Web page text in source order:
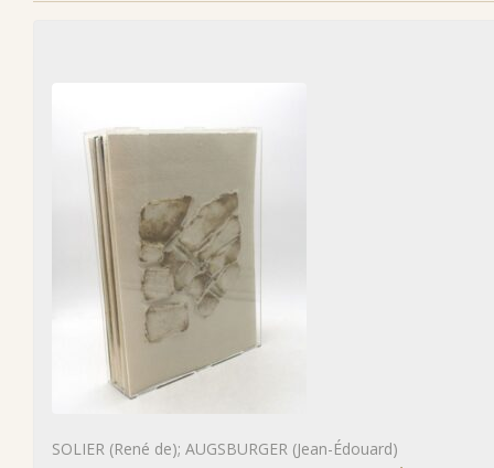
SOLIER (René de); AUGSBURGER (Jean-Édouard)